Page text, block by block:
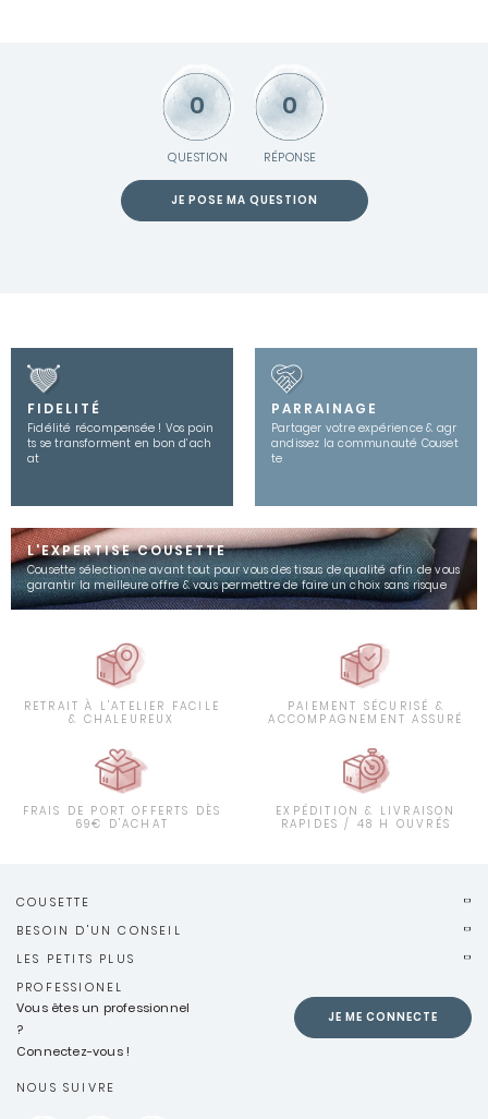
0
QUESTION
0
RÉPONSE
JE POSE MA QUESTION
FIDELITÉ
Fidélité récompensée ! Vos poin
ts se transforment en bon d’ach
at
PARRAINAGE
Partager votre expérience & agr
andissez la communauté Couset
te
L'EXPERTISE COUSETTE
Cousette sélectionne avant tout pour vous des tissus de qualité afin de vous
garantir la meilleure offre & vous permettre de faire un choix sans risque
RETRAIT À L'ATELIER FACILE
& CHALEUREUX
PAIEMENT SÉCURISÉ &
ACCOMPAGNEMENT ASSURÉ
FRAIS DE PORT OFFERTS DÈS
69€ D'ACHAT
EXPÉDITION & LIVRAISON
RAPIDES / 48 H OUVRÉS
COUSETTE
BESOIN D'UN CONSEIL
LES PETITS PLUS
PROFESSIONEL
Vous êtes un professionnel
?
Connectez-vous !
JE ME CONNECTE
NOUS SUIVRE